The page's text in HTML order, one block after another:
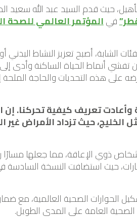
حيث قدم السيد عبد الله
فيالمؤتمر العالمي للصحة
الشابة، أصبح تعزيز النشاط
أنماط الحياة الساكنة وأدى إلى
على هذه التحديات والحاجة
الرعاية الصحية وأعادت تعريف كيفية
حيث تزداد الأمراض غير
ذوي الإعاقة، مما جعلها مسارًا
الصحية العالمية، مع
العامة على المدى الطويل.